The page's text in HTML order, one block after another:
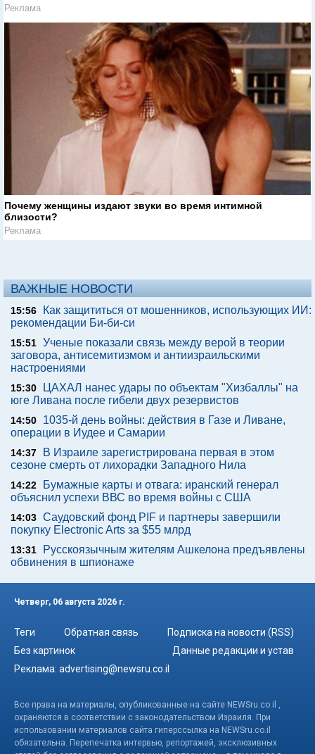
Реклама
Почему женщины издают звуки во время интимной
близости?
Реклама
ВАЖНЫЕ НОВОСТИ
15:56
Как защититься от мошенников, использующих ИИ:
рекомендации Би-би-си
15:51 Ученые показали связь между верой в теории
заговора, антисемитизмом и антиизраильскими
настроениями
15:30
ЦАХАЛ нанес удары по объектам "Хизбаллы" на
юге Ливана после гибели двух резервистов
14:50
1035-й день войны: действия в Газе и Ливане,
операции в Иудее и Самарии
14:37
В Израиле зарегистрирована первая в этом
сезоне смерть от лихорадки Западного Нила
14:22
Бумажные карты и отвага: иранский генерал
объяснил успехи ВВС во время войны с США
14:03 Саудовский фонд PIF и партнеры завершили
покупку Electronic Arts за $55 млрд
13:31
Русскоязычным жителям Ашкелона предъявлены
обвинения в шпионаже
Четверг, 06 августа 2026 г.
Теги Обратная связь
Подписка на новости (RSS)
Без картинок
Данные редакции и устав
Реклама: advertising@newsru.co.il
Все права на материалы, опубликованные на сайте NEWSru.co.il ,
охраняются в соответствии с законодательством Израиля. При
использовании материалов сайта гиперссылка на NEWSru.co.il
обязательна. Перепечатка интервью, репортажей, эксклюзивных